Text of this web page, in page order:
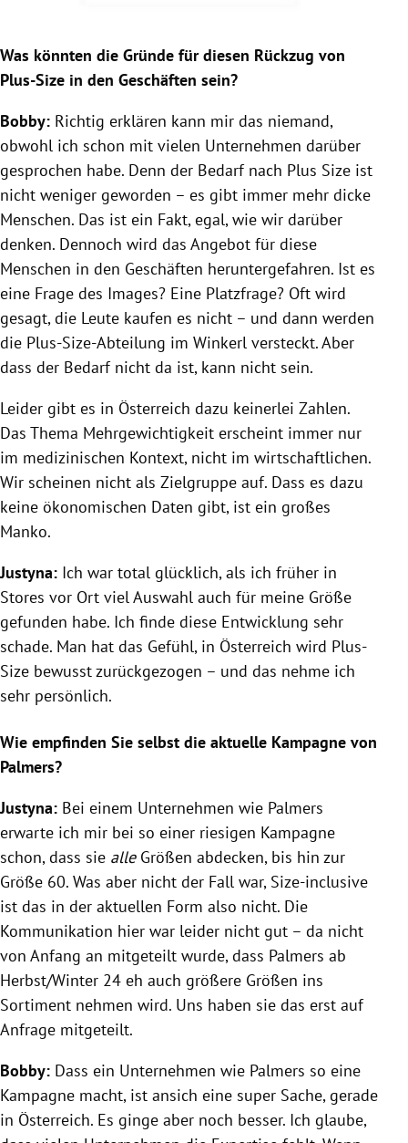
Was könnten die Gründe für diesen Rückzug von
Plus-Size in den Geschäften sein?
Bobby: Richtig erklären kann mir das niemand,
obwohl ich schon mit vielen Unternehmen darüber
gesprochen habe. Denn der Bedarf nach Plus Size ist
nicht weniger geworden – es gibt immer mehr dicke
Menschen. Das ist ein Fakt, egal, wie wir darüber
denken. Dennoch wird das Angebot für diese
Menschen in den Geschäften heruntergefahren. Ist es
eine Frage des Images? Eine Platzfrage? Oft wird
gesagt, die Leute kaufen es nicht – und dann werden
die Plus-Size-Abteilung im Winkerl versteckt. Aber
dass der Bedarf nicht da ist, kann nicht sein.
Leider gibt es in Österreich dazu keinerlei Zahlen.
Das Thema Mehrgewichtigkeit erscheint immer nur
im medizinischen Kontext, nicht im wirtschaftlichen.
Wir scheinen nicht als Zielgruppe auf. Dass es dazu
keine ökonomischen Daten gibt, ist ein großes
Manko.
Justyna: Ich war total glücklich, als ich früher in
Stores vor Ort viel Auswahl auch für meine Größe
gefunden habe. Ich finde diese Entwicklung sehr
schade. Man hat das Gefühl, in Österreich wird Plus-
Size bewusst zurückgezogen – und das nehme ich
sehr persönlich.
Wie empfinden Sie selbst die aktuelle Kampagne von
Palmers?
Justyna: Bei einem Unternehmen wie Palmers
erwarte ich mir bei so einer riesigen Kampagne
schon, dass sie alleGrößen abdecken, bis hin zur
Größe 60. Was aber nicht der Fall war, Size-inclusive
ist das in der aktuellen Form also nicht. Die
Kommunikation hier war leider nicht gut – da nicht
von Anfang an mitgeteilt wurde, dass Palmers ab
Herbst/Winter 24 eh auch größere Größen ins
Sortiment nehmen wird. Uns haben sie das erst auf
Anfrage mitgeteilt.
Bobby: Dass ein Unternehmen wie Palmers so eine
Kampagne macht, ist ansich eine super Sache, gerade
in Österreich. Es ginge aber noch besser. Ich glaube,